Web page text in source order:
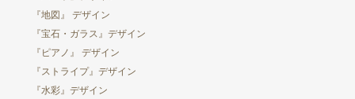
『地図』 デザイン
『宝石・ガラス』デザイン
『ピアノ』 デザイン
『ストライプ』デザイン
『水彩』デザイン